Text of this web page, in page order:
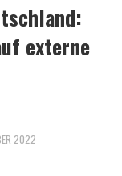
externe
2022